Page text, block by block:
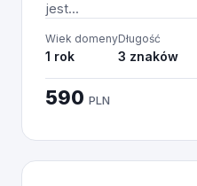
jest...
Wiek domeny
1 rok
Długość
3 znaków
590 PLN